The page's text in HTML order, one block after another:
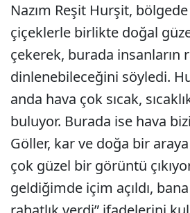
Nazım Reşit Hurşit, bölgede
çiçeklerle birlikte doğal
çekerek, burada insanların
dinlenebileceğini söyledi.
anda hava çok sıcak,
buluyor. Burada ise hava
Göller, kar ve doğa bir
çok güzel bir görüntü
geldiğimde içim açıldı,